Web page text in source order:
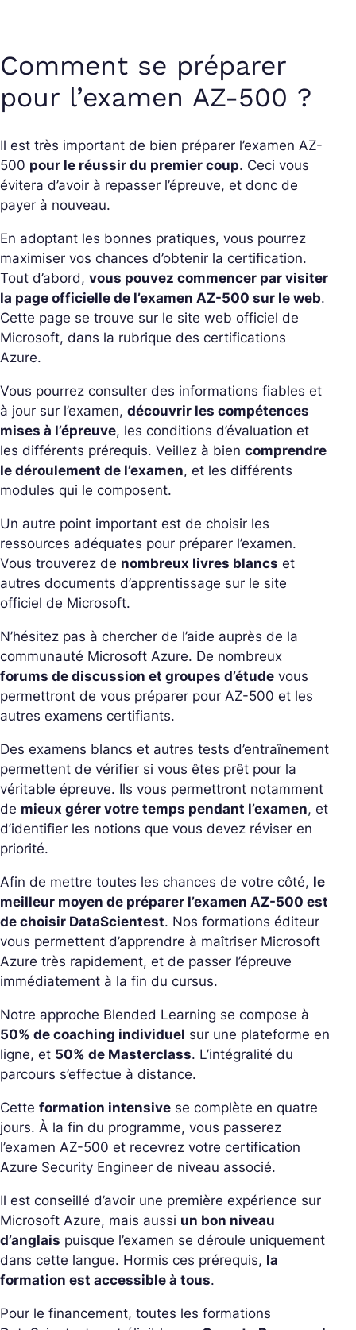
Comment se préparer
pour l’examen AZ-500 ?
Il est très important de bien préparer l’examen AZ-
500 pour le réussir du premier coup. Ceci vous
évitera d’avoir à repasser l’épreuve, et donc de
payer à nouveau.
En adoptant les bonnes pratiques, vous pourrez
maximiser vos chances d’obtenir la certification.
Tout d’abord, vous pouvez commencer par visiter
la page officielle de l’examen AZ-500 sur le web.
Cette page se trouve sur le site web officiel de
Microsoft, dans la rubrique des certifications
Azure.
Vous pourrez consulter des informations fiables et
à jour sur l’examen, découvrir les compétences
mises à l’épreuve, les conditions d’évaluation et
les différents prérequis. Veillez à bien comprendre
le déroulement de l’examen, et les différents
modules qui le composent.
Un autre point important est de choisir les
ressources adéquates pour préparer l’examen.
Vous trouverez de nombreux livres blancs et
autres documents d’apprentissage sur le site
officiel de Microsoft.
N’hésitez pas à chercher de l’aide auprès de la
communauté Microsoft Azure. De nombreux
forums de discussion et groupes d’étude vous
permettront de vous préparer pour AZ-500 et les
autres examens certifiants.
Des examens blancs et autres tests d’entraînement
permettent de vérifier si vous êtes prêt pour la
véritable épreuve. Ils vous permettront notamment
de mieux gérer votre temps pendant l’examen, et
d’identifier les notions que vous devez réviser en
priorité.
Afin de mettre toutes les chances de votre côté, le
meilleur moyen de préparer l’examen AZ-500 est
de choisir DataScientest. Nos formations éditeur
vous permettent d’apprendre à maîtriser Microsoft
Azure très rapidement, et de passer l’épreuve
immédiatement à la fin du cursus.
Notre approche Blended Learning se compose à
50% de coaching individuel sur une plateforme en
ligne, et 50% de Masterclass. L’intégralité du
parcours s’effectue à distance.
Cette formation intensive se complète en quatre
jours. À la fin du programme, vous passerez
l’examen AZ-500 et recevrez votre certification
Azure Security Engineer de niveau associé.
Il est conseillé d’avoir une première expérience sur
Microsoft Azure, mais aussi un bon niveau
d’anglais puisque l’examen se déroule uniquement
dans cette langue. Hormis ces prérequis, la
formation est accessible à tous.
Pour le financement, toutes les formations